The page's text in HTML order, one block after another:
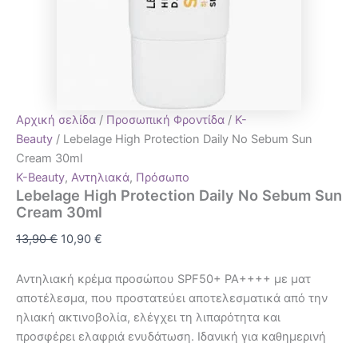
Αρχική σελίδα / Προσωπική Φροντίδα / K-
Beauty / Lebelage High Protection Daily No Sebum Sun
Cream 30ml
K-Beauty, Αντηλιακά, Πρόσωπο
Lebelage High Protection Daily No Sebum Sun
Cream 30ml
13,90€ 10,90 €
Αντηλιακή κρέμα προσώπου SPF50+ PA++++ με ματ
αποτέλεσμα, που προστατεύει αποτελεσματικά από την
ηλιακή ακτινοβολία, ελέγχει τη λιπαρότητα και
προσφέρει ελαφριά ενυδάτωση. Ιδανική για καθημερινή